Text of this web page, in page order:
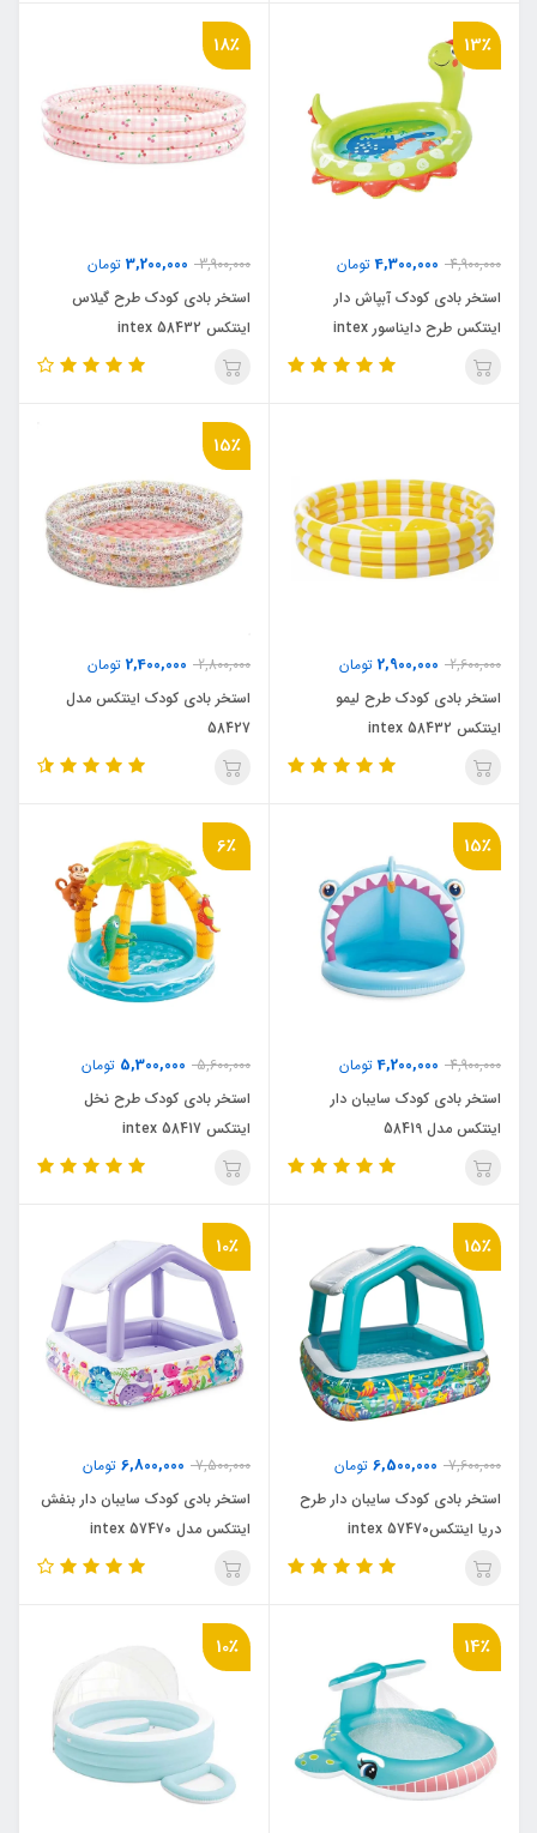
13٪
4,900,000
4,300,000تومان
استخر بادی کودک آبپاش دار
اینتکس طرح دایناسور intex
58437
18٪
3,900,000
3,200,000 تومان
استخر بادی کودک طرح گیلاس
اینتکس intex 58432
2,600,000
2,900,000 تومان
استخر بادی کودک طرح لیمو
اینتکس intex 58432
15٪
2,800,000
2,400,000 تومان
استخر بادی کودک اینتکس مدل
58427
15٪
4,900,000
4,200,000تومان
استخر بادی کودک سایبان دار
اینتکس مدل 58419
6٪
5,600,000
5,300,000 تومان
استخر بادی کودک طرح نخل
اینتکس intex 58417
15٪
7,600,000
6,500,000 تومان
استخر بادی کودک سایبان دار طرح
دریا اینتکس57470 intex
10٪
7,500,000
6,800,000 تومان
استخر بادی کودک سایبان دار بنفش
اینتکس مدل intex 57470
14٪ 10٪